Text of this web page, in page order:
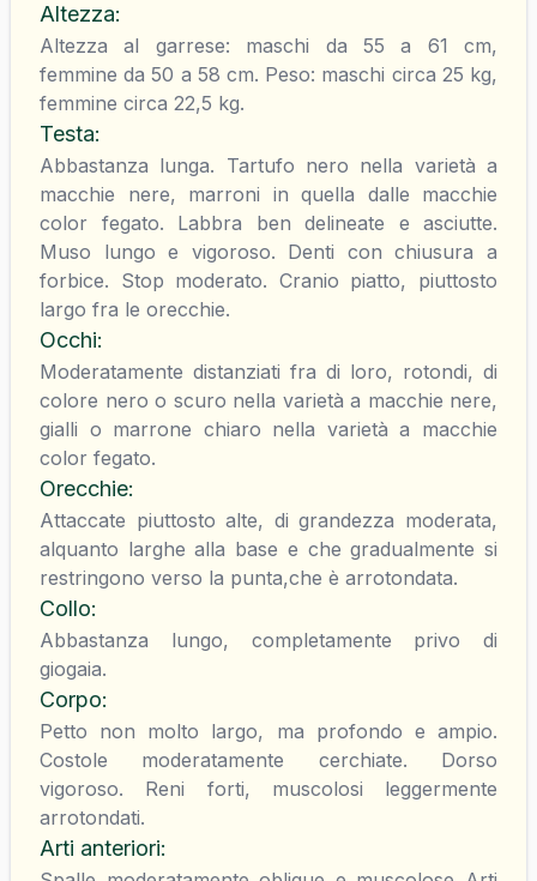
Altezza:
Altezza al garrese: maschi da 55 a 61 cm,
femmine da 50 a 58 cm. Peso: maschi circa 25 kg,
femmine circa 22,5 kg.
Testa:
Abbastanza lunga. Tartufo nero nella varietà a
macchie nere, marroni in quella dalle macchie
color fegato. Labbra ben delineate e asciutte.
Muso lungo e vigoroso. Denti con chiusura a
forbice. Stop moderato. Cranio piatto, piuttosto
largo fra le orecchie.
Occhi:
Moderatamente distanziati fra di loro, rotondi, di
colore nero o scuro nella varietà a macchie nere,
gialli o marrone chiaro nella varietà a macchie
color fegato.
Orecchie:
Attaccate piuttosto alte, di grandezza moderata,
alquanto larghe alla base e che gradualmente si
restringono verso la punta,che è arrotondata.
Collo:
Abbastanza lungo, completamente privo di
giogaia.
Corpo:
Petto non molto largo, ma profondo e ampio.
Costole moderatamente cerchiate. Dorso
vigoroso. Reni forti, muscolosi leggermente
arrotondati.
Arti anteriori: